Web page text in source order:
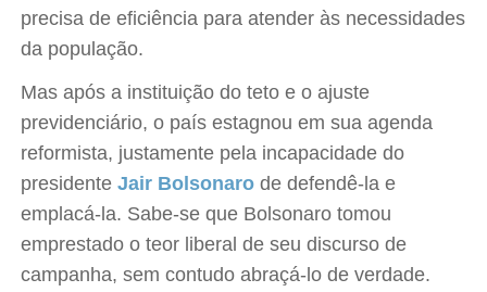
precisa de eficiência para atender às necessidades
da população.
Mas após a instituição do teto e o ajuste
previdenciário, o país estagnou em sua agenda
reformista, justamente pela incapacidade do
presidenteJair Bolsonaro de defendê-la e
emplacá-la. Sabe-se que Bolsonaro tomou
emprestado o teor liberal de seu discurso de
campanha, sem contudo abraçá-lo de verdade.